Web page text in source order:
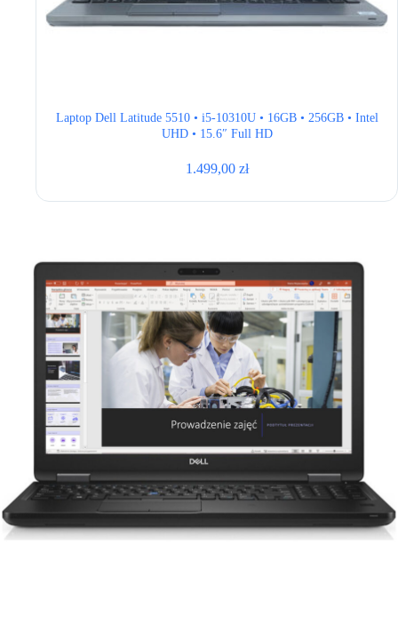
Laptop Dell Latitude 5510 • i5-10310U • 16GB • 256GB • Intel
UHD • 15.6″ Full HD
1.499,00 zł